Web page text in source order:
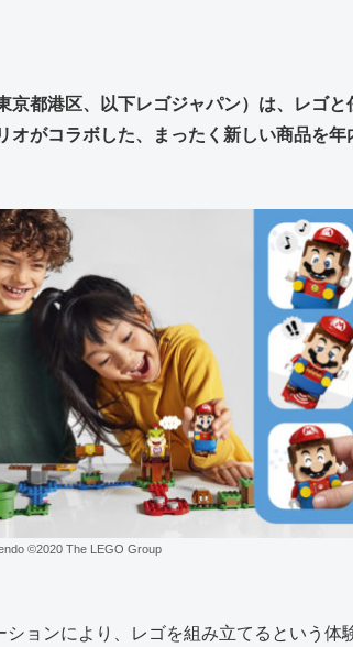
京都港区、以下レゴジャパン）は、レゴと
がコラボした、まったく新しい商品を年
©2020 The LEGO Group
ョンにより、レゴを組み立てるという体